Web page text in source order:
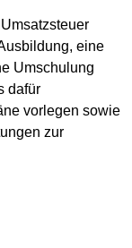
eine
Umschulung
dafür
vorlegen sowie
zur